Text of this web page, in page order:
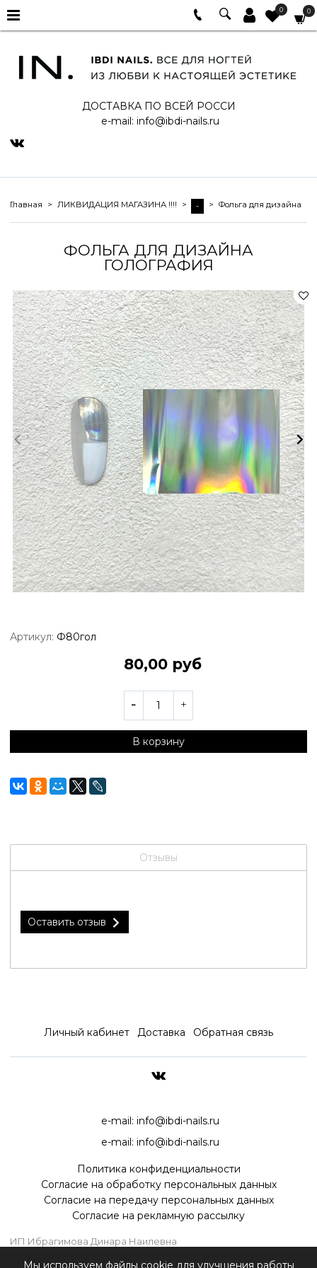
0 0
ДОСТАВКА ПО ВСЕЙ РОССИ
e-mail: info@ibdi-nails.ru
Главная ЛИКВИДАЦИЯ МАГАЗИНА !!!! - Фольга для дизайна
ФОЛЬГА ДЛЯ ДИЗАЙНА
ГОЛОГРАФИЯ
Артикул: Ф80гол
80,00 руб
В корзину
Отзывы
Оставить отзыв
Личный кабинет Доставка Обратная связь
e-mail: info@ibdi-nails.ru
e-mail: info@ibdi-nails.ru
Политика конфиденциальности
Согласие на обработку персональных данных
Согласие на передачу персональных данных
Согласие на рекламную рассылку
ИП Ибрагимова Динара Наилевна
Мы используем файлы cookie для улучшения работы